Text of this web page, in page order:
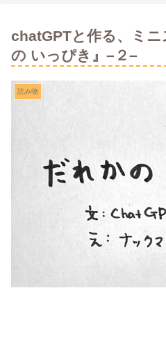
chatGPTと作る、ミ
の いっぴき』–２–
読み物